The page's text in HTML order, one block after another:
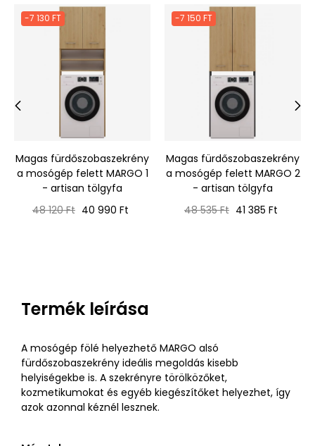
-7 130 FT
Magas fürdőszobaszekrény
a mosógép felett MARGO 1
- artisan tölgyfa
Normál
48 120 Ft Ár
40 990 Ft
-7 150 FT
Magas fürdőszobaszekrény
a mosógép felett MARGO 2
- artisan tölgyfa
Normál
48 535 Ft Ár
41 385 Ft
Termék leírása
A mosógép fölé helyezhető MARGO alsó
fürdőszobaszekrény ideális megoldás kisebb
helyiségekbe is. A szekrényre törölközőket,
kozmetikumokat és egyéb kiegészítőket helyezhet, így
azok azonnal kéznél lesznek.